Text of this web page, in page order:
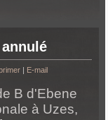
| E-mail
B d'Ebene
à Uzes,